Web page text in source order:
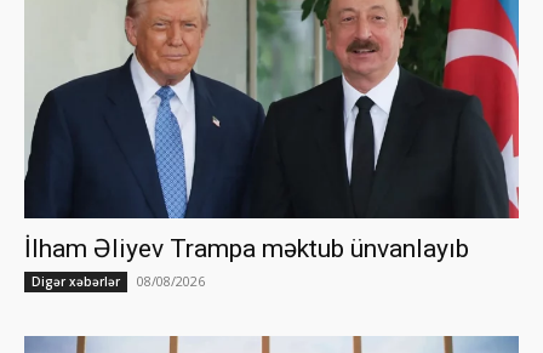
İlham Əliyev Trampa məktub ünvanlayıb
Digər xəbərlər 08/08/2026